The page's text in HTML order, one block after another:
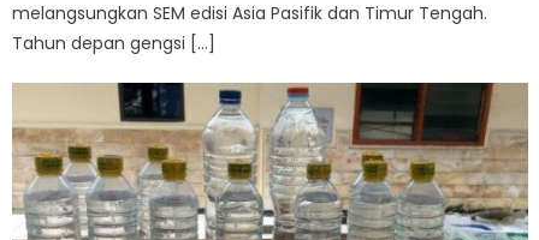
melangsungkan SEM edisi Asia Pasifik dan Timur Tengah.
Tahun depan gengsi […]